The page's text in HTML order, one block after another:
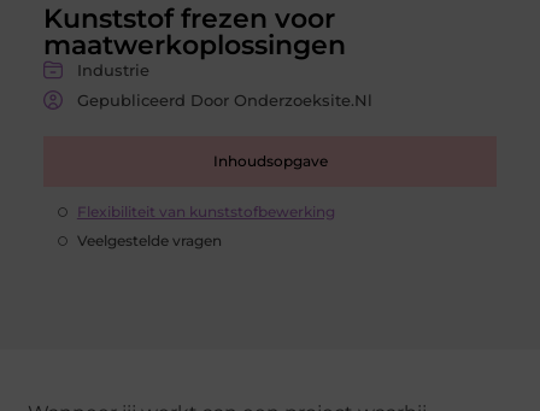
Kunststof frezen voor
maatwerkoplossingen
Industrie
Gepubliceerd Door Onderzoeksite.nl
Inhoudsopgave
Flexibiliteit van kunststofbewerking
Veelgestelde vragen